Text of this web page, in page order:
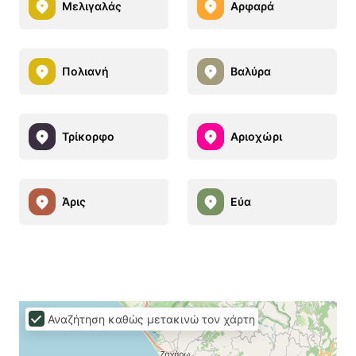
Μελιγαλάς Αρφαρά
Πολιανή Βαλύρα
Τρίκορφο Αριοχώρι
Άρις Εύα
Αναζήτηση καθώς μετακινώ τον χάρτη